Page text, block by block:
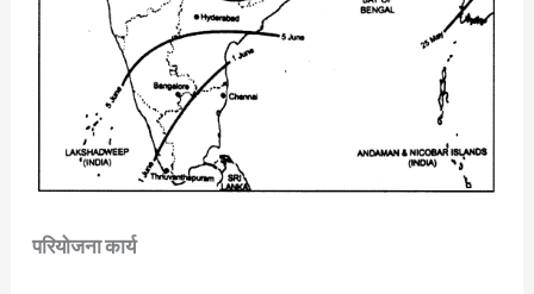
परियोजना कार्य